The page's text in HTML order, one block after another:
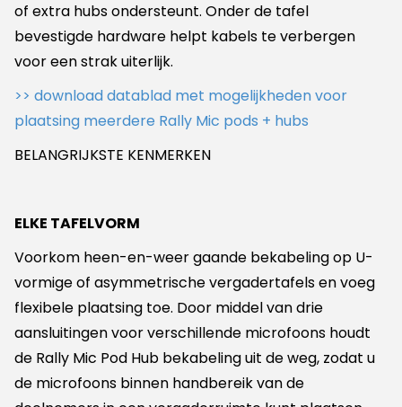
of extra hubs ondersteunt. Onder de tafel
bevestigde hardware helpt kabels te verbergen
voor een strak uiterlijk.
>> download datablad met mogelijkheden voor
plaatsing meerdere Rally Mic pods + hubs
BELANGRIJKSTE KENMERKEN
ELKE TAFELVORM
Voorkom heen-en-weer gaande bekabeling op U-
vormige of asymmetrische vergadertafels en voeg
flexibele plaatsing toe. Door middel van drie
aansluitingen voor verschillende microfoons houdt
de Rally Mic Pod Hub bekabeling uit de weg, zodat u
de microfoons binnen handbereik van de